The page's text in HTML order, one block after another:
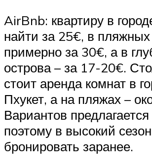
AirBnb: квартиру в
найти за 25€, в
примерно за 30€, а в
острова – за 17-20€.
стоит аренда комнат в
Пхукет, а на пляжах –
Вариантов
поэтому в высокий
бронировать заранее.